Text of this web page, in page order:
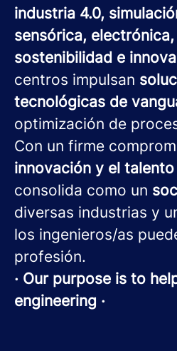
industria 4.0,
sensórica,
sostenibilidad e
centros impulsan
tecnológicas de
optimización de
Con un firme
innovación y el talento
consolida como un
diversas industrias y
los ingenieros/as
profesión.
· Our purpose is to
engineering ·